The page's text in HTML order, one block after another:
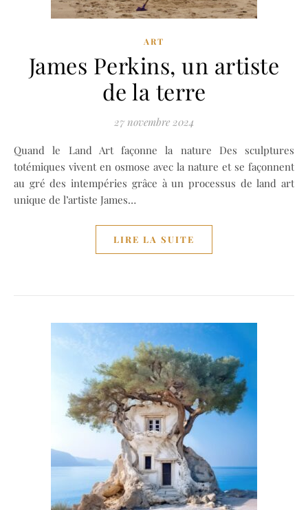
ART
James Perkins, un artiste
de la terre
27 novembre 2024
Quand le Land Art façonne la nature Des sculptures
totémiques vivent en osmose avec la nature et se façonnent
au gré des intempéries grâce à un processus de land art
unique de l’artiste James…
LIRE LA SUITE